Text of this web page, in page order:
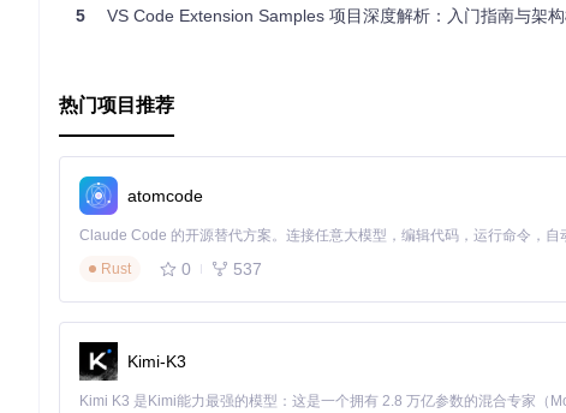
5 VS Code Extension Samples 项目深度解析：入门指南与架
热门项目推荐
atomcode
Rust
0 537
Kimi-K3